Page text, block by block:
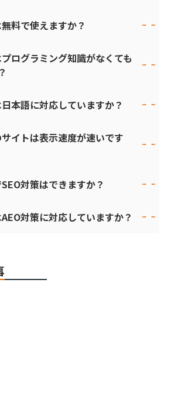
料で使えますか？
ログラミング知識がなくても
本語に対応していますか？
イトは表示速度が速いです
対策はできますか？
対策に対応していますか？